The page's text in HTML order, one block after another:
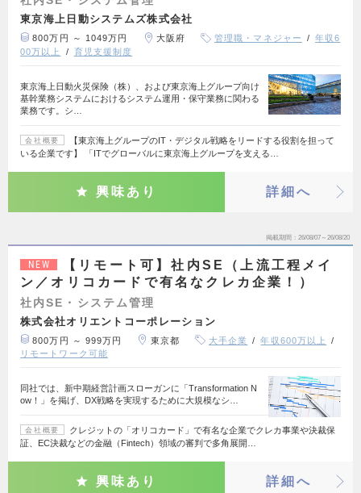
東京海上日動システムズ株式会社
800万円 ～ 1049万円 大阪府 管理職・マネジャー
年収6
00万以上
育児支援制度
東京海上日動火災保険（株）、および東京海上グループ向け
基幹業務システムにおけるシステム運用・保守業務に関わる
業務です。シ…
会社概要
【東京海上グループのIT・デジタル戦略をリードする役割を担って
いる企業です】 「ITでグローバルに東京海上グループを支える…
興味あり 詳細へ
掲載期間 26/08/07～26/08/20
NEW
【リモート可】社内SE（上流工程メイ
ン／オリコカードで有名なクレカ企業！）
社内SE・システム管理
株式会社オリエントコーポレーション
800万円 ～ 999万円 東京都 大手企業
年収600万以上
リモートワーク可能
同社では、新中期経営計画スローガンに「Transformation N
ow！」を掲げ、DX戦略を実現するために大規模なシ…
会社概要
クレジットの「オリコカード」で有名な企業でクレカ事業や決裁保
証、EC決裁などの金融（Fintech）領域の審判で多角展開…
興味あり 詳細へ